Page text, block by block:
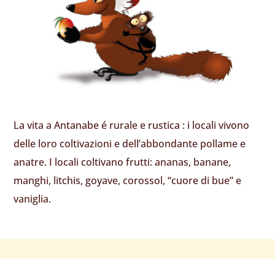
La vita a Antanabe é rurale e rustica : i locali vivono
delle loro coltivazioni e dell’abbondante pollame e
anatre. I locali coltivano frutti: ananas, banane,
manghi, litchis, goyave, corossol, “cuore di bue” e
vaniglia.